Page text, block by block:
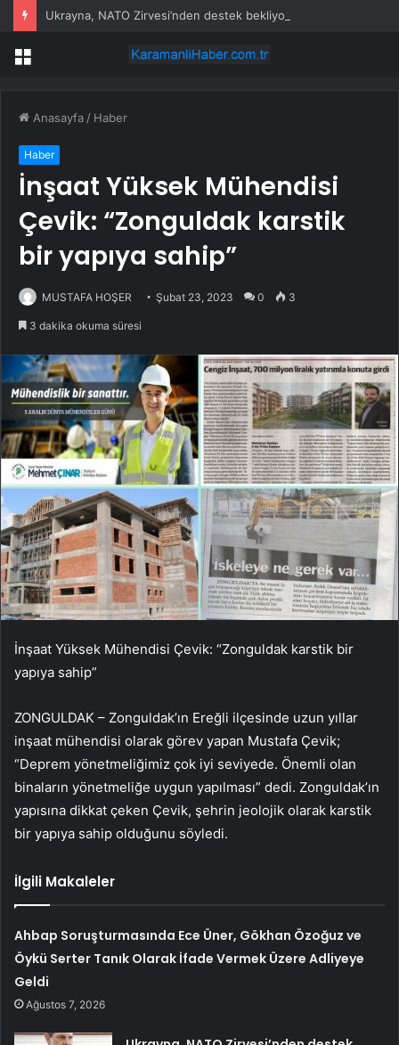
Ukrayna, NATO Zirvesi’nden destek bekliyor
Menü
Anasayfa / Haber
Haber
İnşaat Yüksek Mühendisi
Çevik: “Zonguldak karstik
bir yapıya sahip”
MUSTAFA HOŞER Şubat 23, 2023 0 3
3 dakika okuma süresi
İnşaat Yüksek Mühendisi Çevik: “Zonguldak karstik bir
yapıya sahip”
ZONGULDAK – Zonguldak’ın Ereğli ilçesinde uzun yıllar
inşaat mühendisi olarak görev yapan Mustafa Çevik;
“Deprem yönetmeliğimiz çok iyi seviyede. Önemli olan
binaların yönetmeliğe uygun yapılması” dedi. Zonguldak’ın
yapısına dikkat çeken Çevik, şehrin jeolojik olarak karstik
bir yapıya sahip olduğunu söyledi.
İlgili Makaleler
Ahbap Soruşturmasında Ece Üner, Gökhan Özoğuz ve
Öykü Serter Tanık Olarak İfade Vermek Üzere Adliyeye
Geldi
Ağustos 7, 2026